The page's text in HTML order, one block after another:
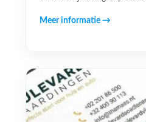
Meer informatie →